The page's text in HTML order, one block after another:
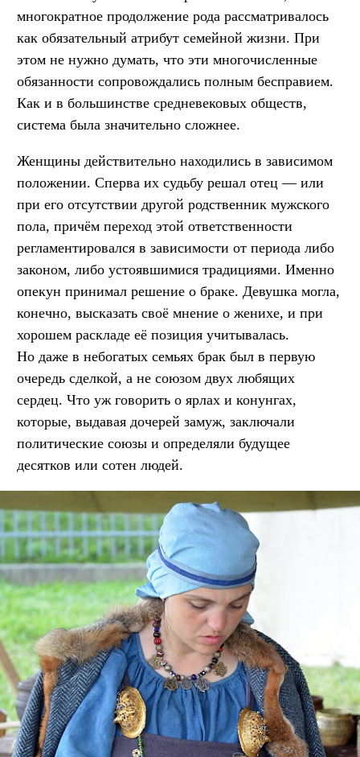
многократное продолжение рода рассматривалось
как обязательный атрибут семейной жизни. При
этом не нужно думать, что эти многочисленные
обязанности сопровождались полным бесправием.
Как и в большинстве средневековых обществ,
система была значительно сложнее.
Женщины действительно находились в зависимом
положении. Сперва их судьбу решал отец — или
при его отсутствии другой родственник мужского
пола, причём переход этой ответственности
регламентировался в зависимости от периода либо
законом, либо устоявшимися традициями. Именно
опекун принимал решение о браке. Девушка могла,
конечно, высказать своё мнение о женихе, и при
хорошем раскладе её позиция учитывалась.
Но даже в небогатых семьях брак был в первую
очередь сделкой, а не союзом двух любящих
сердец. Что уж говорить о ярлах и конунгах,
которые, выдавая дочерей замуж, заключали
политические союзы и определяли будущее
десятков или сотен людей.